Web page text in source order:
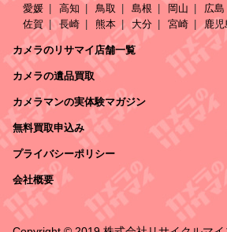
愛媛
高知 鳥取 島根 岡山 広島
佐賀
長崎 熊本 大分 宮崎 鹿児
カメラのリサマイ店舗一覧
カメラの遺品買取
カメラマンの実体験マガジン
無料買取申込み
プライバシーポリシー
会社概要